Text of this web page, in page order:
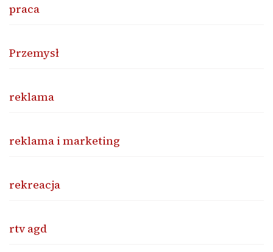
praca
Przemysł
reklama
reklama i marketing
rekreacja
rtv agd